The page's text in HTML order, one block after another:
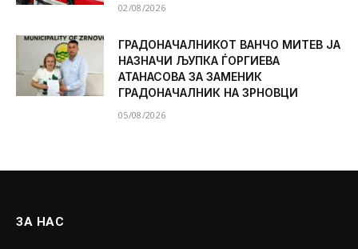
02/08/2026
ГРАДОНАЧАЛНИКОТ ВАНЧО МИТЕВ ЈА
НАЗНАЧИ ЉУПКА ЃОРГИЕВА
АТАНАСОВА ЗА ЗАМЕНИК
ГРАДОНАЧАЛНИК НА ЗРНОВЦИ
05/08/2026
ЗА НАС